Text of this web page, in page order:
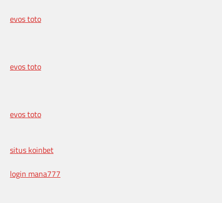
evos toto
evos toto
evos toto
situs koinbet
login mana777